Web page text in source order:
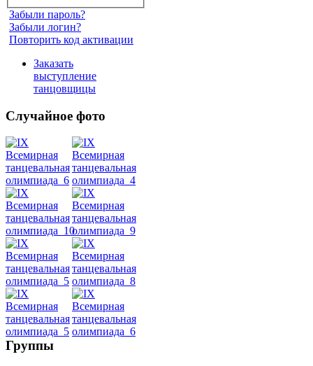
Забыли пароль?
Забыли логин?
Повторить код активации
Заказать
выступление
танцовщицы
Случайное фото
Группы